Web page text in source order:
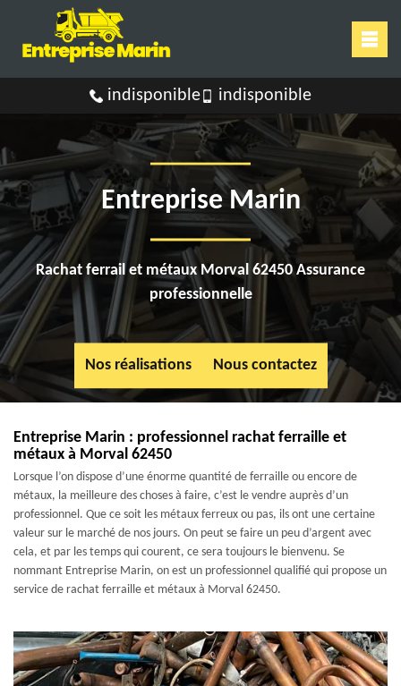
indisponible indisponible
Entreprise Marin
Rachat ferrail et métaux Morval 62450 Assurance
professionnelle
Nos réalisations Nous contactez
Entreprise Marin : professionnel rachat ferraille et
métaux à Morval 62450
Lorsque l’on dispose d’une énorme quantité de ferraille ou encore de
métaux, la meilleure des choses à faire, c’est le vendre auprès d’un
professionnel. Que ce soit les métaux ferreux ou pas, ils ont une certaine
valeur sur le marché de nos jours. On peut se faire un peu d’argent avec
cela, et par les temps qui courent, ce sera toujours le bienvenu. Se
nommant Entreprise Marin, on est un professionnel qualifié qui propose un
service de rachat ferraille et métaux à Morval 62450.